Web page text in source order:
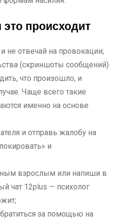
происходит
не отвечай на провокации;
(скриншоты сообщений)
что произошло, и
Чаще всего такие
именно на основе
и отправь жалобу на
и
взрослым или напиши в
чат 12plus — психолог
за помощью на